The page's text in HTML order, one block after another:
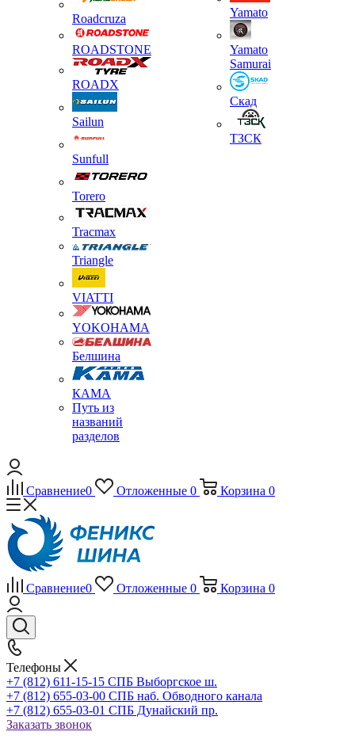
Roadcruza
ROADSTONE
ROADX
Sailun
Sunfull
Torero
Tracmax
Triangle
VIATTI
YOKOHAMA
Белшина
КАМА
Путь из
названий
разделов
Yamato
Yamato
Samurai
Скад
ТЗСК
Сравнение0 Отложенные 0 Корзина 0
Сравнение0 Отложенные 0 Корзина 0
Телефоны
+7 (812) 611-15-15 СПБ Выборгское ш.
+7 (812) 655-03-00 СПБ наб. Обводного канала
+7 (812) 655-03-01 СПБ Дунайский пр.
Заказать звонок